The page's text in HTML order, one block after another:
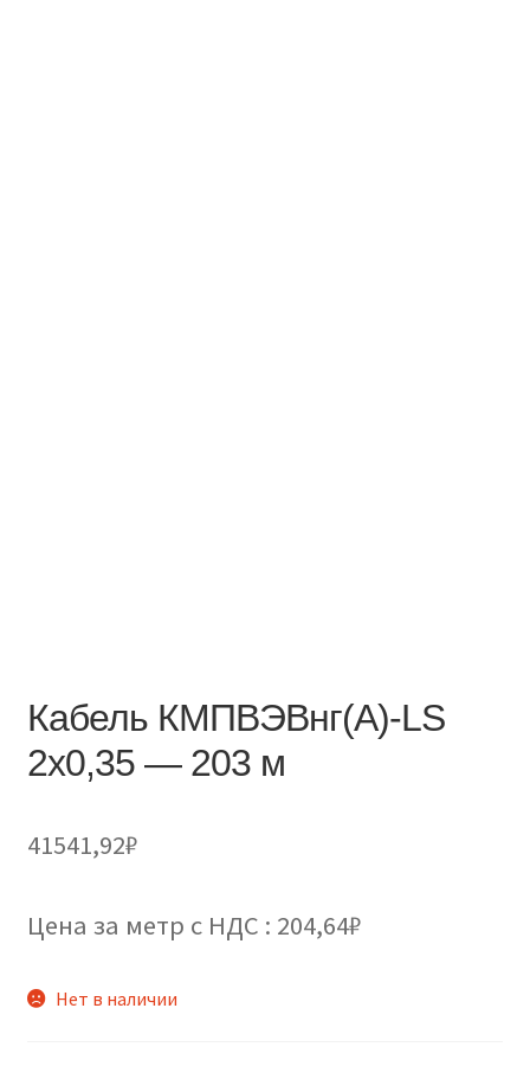
Кабель КМПВЭВнг(А)-LS
2х0,35 — 203 м
41541,92₽
Цена за метр с НДС : 204,64₽
Нет в наличии